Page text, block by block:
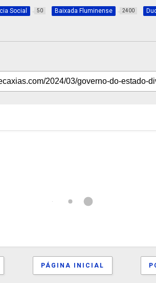
Social 50 Baixada Fluminense 2400
PÁGINA INICIAL